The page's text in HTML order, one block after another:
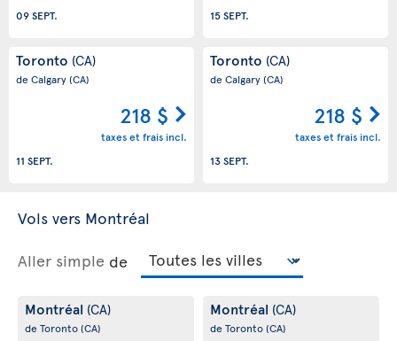
09 SEPT.
15 SEPT.
Toronto (CA)
de Calgary(CA)
218 $
taxes et frais incl.
11 SEPT.
Toronto (CA)
de Calgary(CA)
218 $
taxes et frais incl.
13 SEPT.
Vols vers Montréal
Aller simple de
Montréal (CA)
de Toronto(CA)
Montréal (CA)
de Toronto(CA)